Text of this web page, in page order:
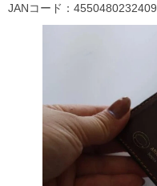
JANコード：4550480232409